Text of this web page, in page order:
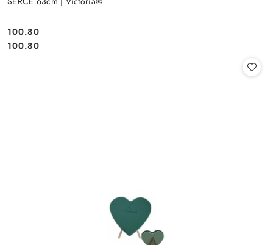
Cena:
100.80
Cena:
100.80